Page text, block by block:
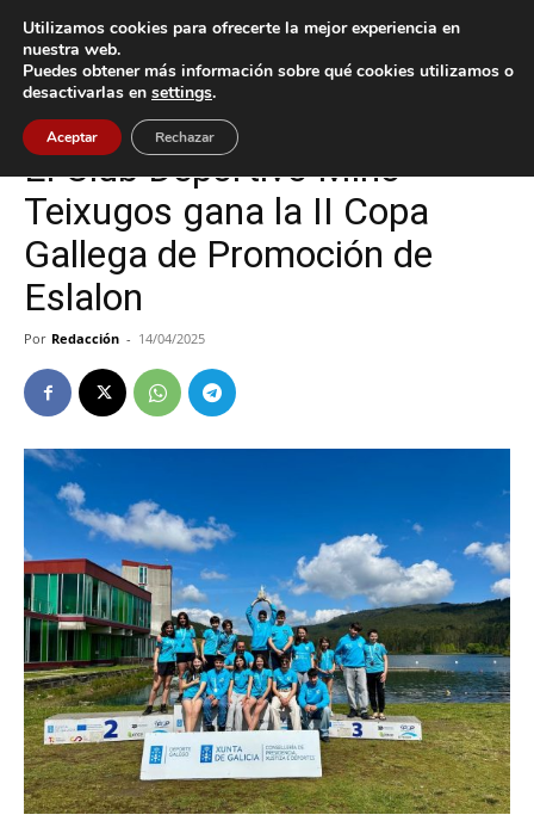
Inicio Deportes
Deportes Tomiño
El Club Deportivo Miño-
Teixugos gana la II Copa
Gallega de Promoción de
Eslalon
Por Redacción - 14/04/2025
Utilizamos cookies para ofrecerte la mejor experiencia en
nuestra web.
Puedes obtener más información sobre qué cookies utilizamos o
desactivarlas en settings.
Aceptar Rechazar